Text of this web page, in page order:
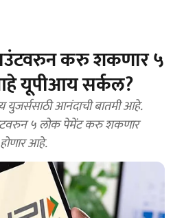
करु शकणार ५
यूपीआय सर्कल?
आनंदाची बातमी आहे.
५ लोक पेमेंट करु शकणार
आहे.